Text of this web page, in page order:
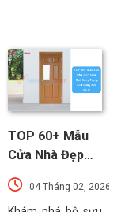
TOP 60+ Mẫu
Cửa Nhà Đẹp
Hiện Đại, Sang
Trọng Xu
04 Tháng 02, 2026